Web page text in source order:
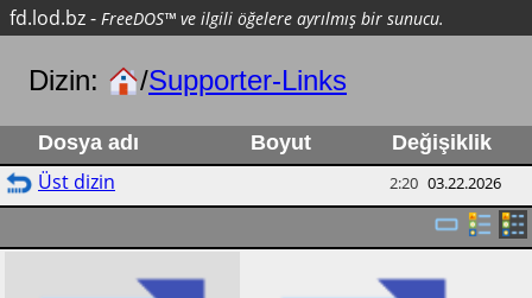
fd.lod.bz- FreeDOS™ ve ilgili öğelere ayrılmış bir sunucu.
Dizin: /Supporter-Links
Dosya adı Boyut Değişiklik
Üst dizin 2:20 03.22.2026